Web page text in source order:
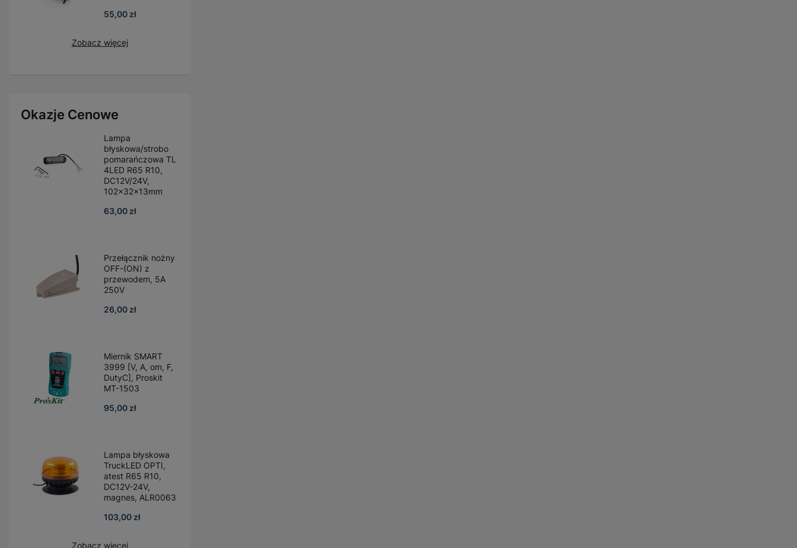
55,00 zł
Zobacz więcej
Okazje Cenowe
Lampa
błyskowa/strobo
pomarańczowa TL
4LED R65 R10,
DC12V/24V,
102x32x13mm
63,00 zł
Przełącznik nożny
OFF-(ON) z
przewodem, 5A
250V
26,00 zł
Miernik SMART
3999 [V, A, om, F,
DutyC], Proskit
MT-1503
95,00 zł
Lampa błyskowa
TruckLED OPTI,
atest R65 R10,
DC12V-24V,
magnes, ALR0063
103,00 zł
Zobacz więcej